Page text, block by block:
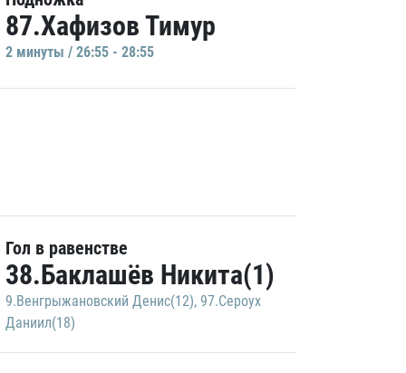
87.Хафизов Тимур
2 минуты / 26:55 - 28:55
Гол в равенстве
38.Баклашёв Никита(1)
9.Венгрыжановский Денис(12), 97.Сероух
Даниил(18)